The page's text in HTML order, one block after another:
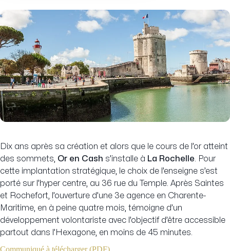
Dix ans après sa création et alors que le cours de l’or atteint
des sommets, Or en Cash s’installe à La Rochelle . Pour
cette implantation stratégique, le choix de l’enseigne s’est
porté sur l’hyper centre, au 36 rue du Temple. Après Saintes
et Rochefort, l’ouverture d’une 3e agence en Charente-
Maritime, en à peine quatre mois, témoigne d’un
développement volontariste avec l’objectif d’être accessible
partout dans l’Hexagone, en moins de 45 minutes.
Communiqué à télécharger (PDF)